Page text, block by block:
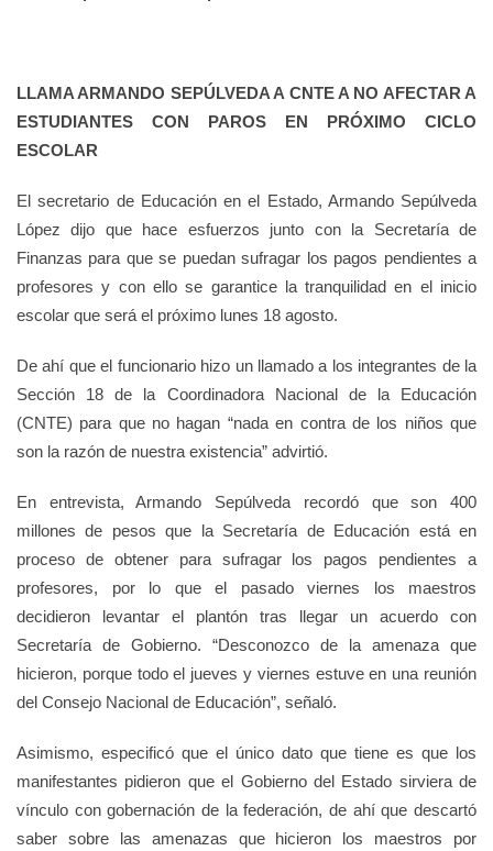
LLAMA ARMANDO SEPÚLVEDA A CNTE A NO AFECTAR A
ESTUDIANTES CON PAROS EN PRÓXIMO CICLO
ESCOLAR
El secretario de Educación en el Estado, Armando Sepúlveda
López dijo que hace esfuerzos junto con la Secretaría de
Finanzas para que se puedan sufragar los pagos pendientes a
profesores y con ello se garantice la tranquilidad en el inicio
escolar que será el próximo lunes 18 agosto.
De ahí que el funcionario hizo un llamado a los integrantes de la
Sección 18 de la Coordinadora Nacional de la Educación
(CNTE) para que no hagan “nada en contra de los niños que
son la razón de nuestra existencia” advirtió.
En entrevista, Armando Sepúlveda recordó que son 400
millones de pesos que la Secretaría de Educación está en
proceso de obtener para sufragar los pagos pendientes a
profesores, por lo que el pasado viernes los maestros
decidieron levantar el plantón tras llegar un acuerdo con
Secretaría de Gobierno. “Desconozco de la amenaza que
hicieron, porque todo el jueves y viernes estuve en una reunión
del Consejo Nacional de Educación”, señaló.
Asimismo, especificó que el único dato que tiene es que los
manifestantes pidieron que el Gobierno del Estado sirviera de
vínculo con gobernación de la federación, de ahí que descartó
saber sobre las amenazas que hicieron los maestros por